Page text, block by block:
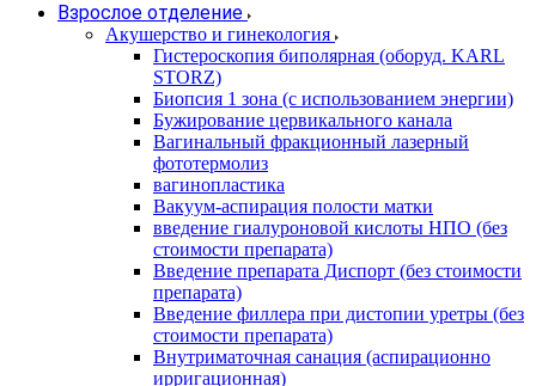
Взрослое отделение
Акушерство и гинекология
Гистероскопия биполярная (оборуд. KARL
STORZ)
Биопсия 1 зона (с использованием энергии)
Бужирование цервикального канала
Вагинальный фракционный лазерный
фототермолиз
вагинопластика
Вакуум-аспирация полости матки
введение гиалуроновой кислоты НПО (без
стоимости препарата)
Введение препарата Диспорт (без стоимости
препарата)
Введение филлера при дистопии уретры (без
стоимости препарата)
Внутриматочная санация (аспирационно
ирригационная)